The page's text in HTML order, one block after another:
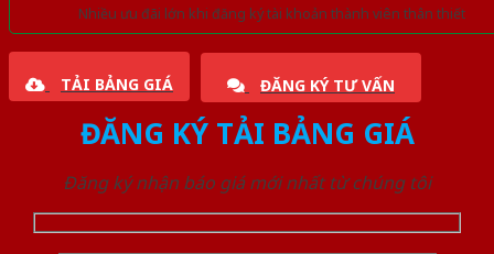
Nhiều ưu đãi lớn khi đăng ký tài khoản thành viên thân thiết
TẢI BẢNG GIÁ ĐĂNG KÝ TƯ VẤN
ĐĂNG KÝ TẢI BẢNG GIÁ
Đăng ký nhận báo giá mới nhất từ chúng tôi